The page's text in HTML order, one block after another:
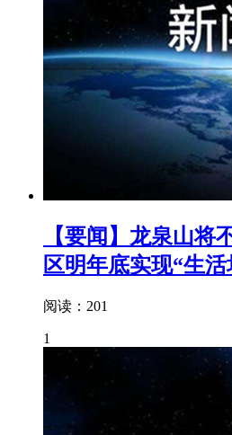
【要闻】龙泉山将
区明年底实现“生
阅读：201
1